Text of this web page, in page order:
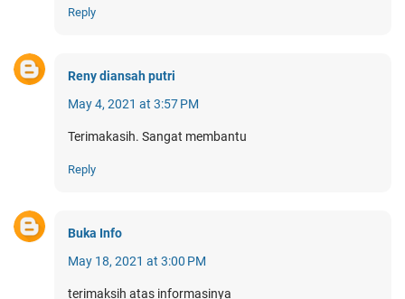
Reply
Reny diansah putri
May 4, 2021 at 3:57 PM
Terimakasih. Sangat membantu
Reply
Buka Info
May 18, 2021 at 3:00 PM
terimaksih atas informasinya